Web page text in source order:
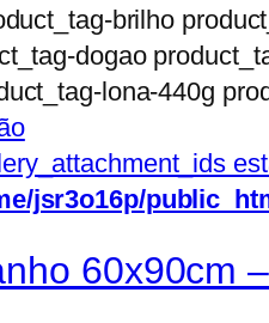
brilho
dogao
lona-440g
jsr3o16p/
60x90cm